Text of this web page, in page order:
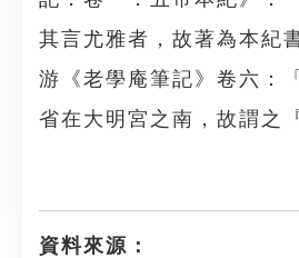
其言尤雅者，故著為本紀
游《老學庵筆記》卷六：
省在大明宮之南，故謂之
資料來源：